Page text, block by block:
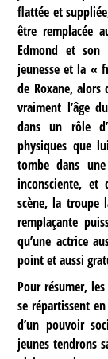
flattée et
être remplacée
Edmond et son
jeunesse et la «
de Roxane, alors
vraiment l’âge
dans un rôle
physiques que
tombe dans
inconsciente, et
scène, la troupe
remplaçante
qu’une actrice
point et aussi
Pour résumer,
se répartissent
d’un pouvoir
jeunes tendrons